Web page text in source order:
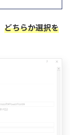
どちらか選択を